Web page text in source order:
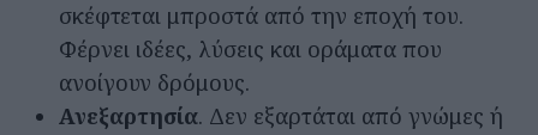
σκέφτεται μπροστά από την εποχή του.
Φέρνει ιδέες, λύσεις και οράματα που
ανοίγουν δρόμους.
Ανεξαρτησία. Δεν εξαρτάται από γνώμες ή